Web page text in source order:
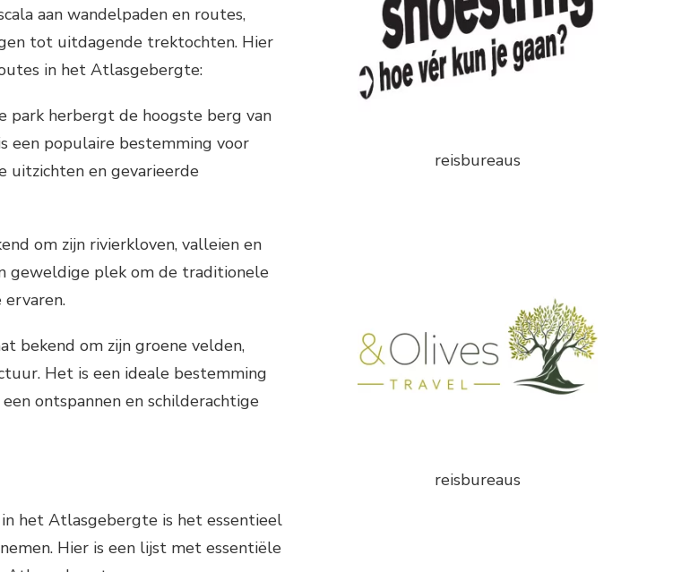
aan wandelpaden en routes,
tot uitdagende trektochten. Hier
in het Atlasgebergte:
park herbergt de hoogste berg van
een populaire bestemming voor
uitzichten en gevarieerde
om zijn rivierkloven, valleien en
geweldige plek om de traditionele
bekend om zijn groene velden,
Het is een ideale bestemming
ontspannen en schilderachtige
het Atlasgebergte is het essentieel
Hier is een lijst met essentiële
reisbureaus
reisbureaus